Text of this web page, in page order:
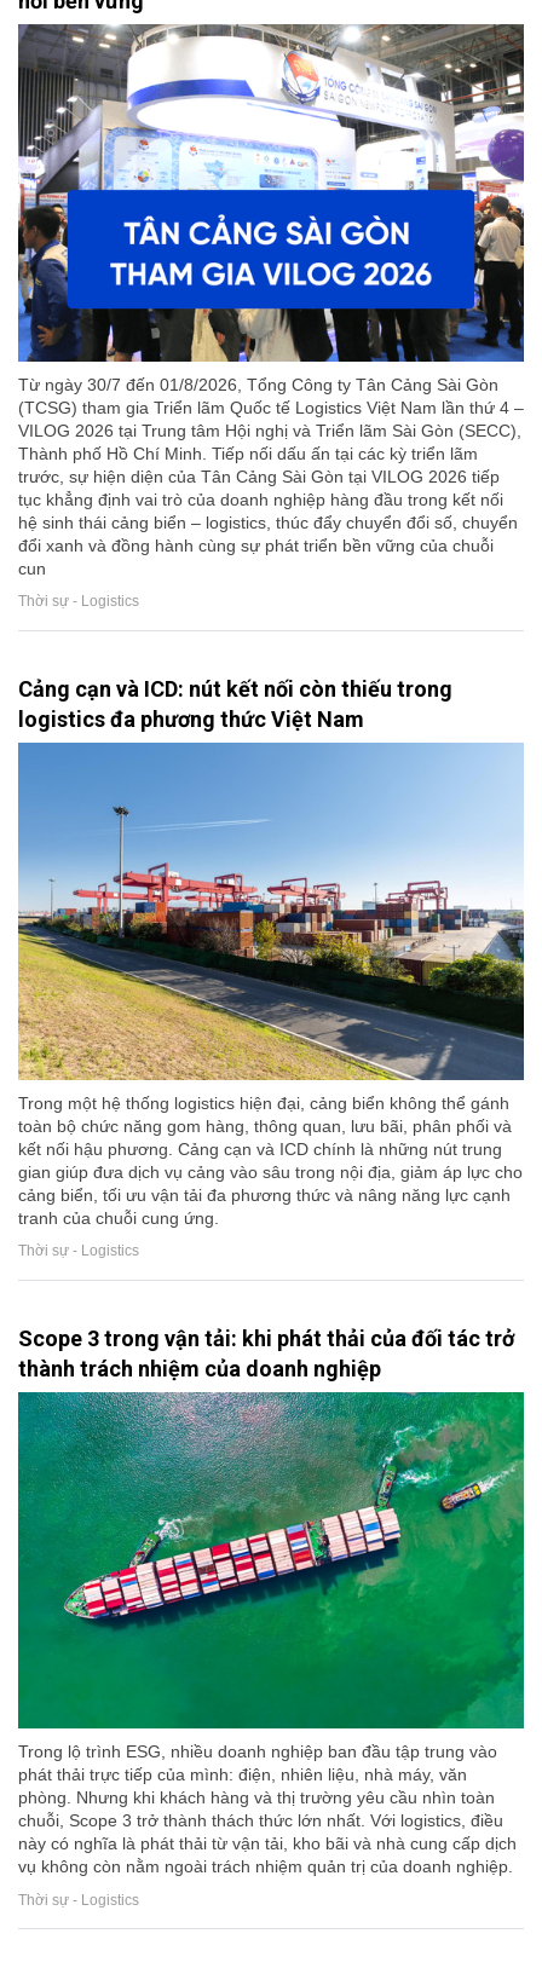
Từ ngày 30/7 đến 01/8/2026, Tổng Công ty Tân Cảng Sài Gòn
(TCSG) tham gia Triển lãm Quốc tế Logistics Việt Nam lần thứ 4 –
VILOG 2026 tại Trung tâm Hội nghị và Triển lãm Sài Gòn (SECC),
Thành phố Hồ Chí Minh. Tiếp nối dấu ấn tại các kỳ triển lãm
trước, sự hiện diện của Tân Cảng Sài Gòn tại VILOG 2026 tiếp
tục khẳng định vai trò của doanh nghiệp hàng đầu trong kết nối
hệ sinh thái cảng biển – logistics, thúc đẩy chuyển đổi số, chuyển
đổi xanh và đồng hành cùng sự phát triển bền vững của chuỗi
cun
Thời sự - Logistics
Cảng cạn và ICD: nút kết nối còn thiếu trong
logistics đa phương thức Việt Nam
Trong một hệ thống logistics hiện đại, cảng biển không thể gánh
toàn bộ chức năng gom hàng, thông quan, lưu bãi, phân phối và
kết nối hậu phương. Cảng cạn và ICD chính là những nút trung
gian giúp đưa dịch vụ cảng vào sâu trong nội địa, giảm áp lực cho
cảng biển, tối ưu vận tải đa phương thức và nâng năng lực cạnh
tranh của chuỗi cung ứng.
Thời sự - Logistics
Scope 3 trong vận tải: khi phát thải của đối tác trở
thành trách nhiệm của doanh nghiệp
Trong lộ trình ESG, nhiều doanh nghiệp ban đầu tập trung vào
phát thải trực tiếp của mình: điện, nhiên liệu, nhà máy, văn
phòng. Nhưng khi khách hàng và thị trường yêu cầu nhìn toàn
chuỗi, Scope 3 trở thành thách thức lớn nhất. Với logistics, điều
này có nghĩa là phát thải từ vận tải, kho bãi và nhà cung cấp dịch
vụ không còn nằm ngoài trách nhiệm quản trị của doanh nghiệp.
Thời sự - Logistics